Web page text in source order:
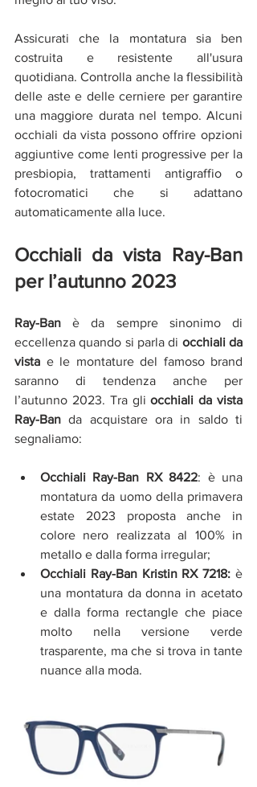
Assicurati che la montatura sia ben
costruita e resistente all'usura
quotidiana. Controlla anche la flessibilità
delle aste e delle cerniere per garantire
una maggiore durata nel tempo. Alcuni
occhiali da vista possono offrire opzioni
aggiuntive come lenti progressive per la
presbiopia, trattamenti antigraffio o
fotocromatici che si adattano
automaticamente alla luce.
Occhiali da vista Ray-Ban
per l’autunno 2023
Ray-Ban è da sempre sinonimo di
eccellenza quando si parla di occhiali da
vista e le montature del famoso brand
saranno di tendenza anche per
l’autunno 2023. Tra gli occhiali da vista
Ray-Ban da acquistare ora in saldo ti
segnaliamo:
Occhiali Ray-Ban RX 8422: è una
montatura da uomo della primavera
estate 2023 proposta anche in
colore nero realizzata al 100% in
metallo e dalla forma irregular;
Occhiali Ray-Ban Kristin RX 7218: è
una montatura da donna in acetato
e dalla forma rectangle che piace
molto nella versione verde
trasparente, ma che si trova in tante
nuance alla moda.